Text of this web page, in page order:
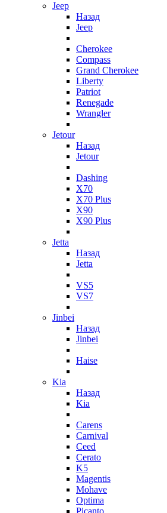
Jeep
Назад
Jeep
Cherokee
Compass
Grand Cherokee
Liberty
Patriot
Renegade
Wrangler
Jetour
Назад
Jetour
Dashing
X70
X70 Plus
X90
X90 Plus
Jetta
Назад
Jetta
VS5
VS7
Jinbei
Назад
Jinbei
Haise
Kia
Назад
Kia
Carens
Carnival
Ceed
Cerato
K5
Magentis
Mohave
Optima
Picanto